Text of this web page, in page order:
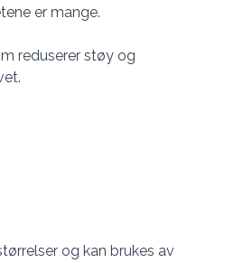
er mange.
reduserer støy og
og kan brukes av